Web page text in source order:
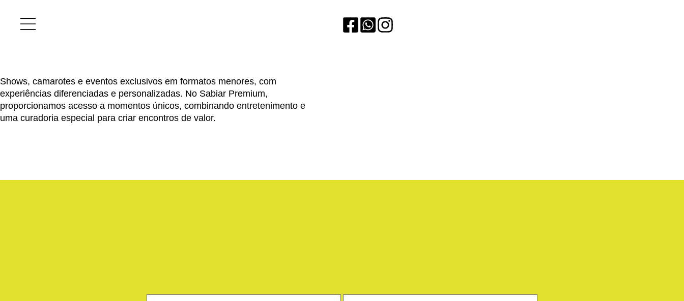
Shows, camarotes e eventos exclusivos em formatos menores, com
experiências diferenciadas e personalizadas. No Sabiar Premium,
proporcionamos acesso a momentos únicos, combinando entretenimento e
uma curadoria especial para criar encontros de valor.